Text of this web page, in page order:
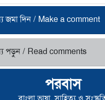
পরবাস
জমা দিন / Make a comment
পড়ুন / Read comments